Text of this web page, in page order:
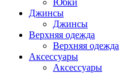
Юбки
Джинсы
Джинсы
Верхняя одежда
Верхняя одежда
Аксессуары
Аксессуары